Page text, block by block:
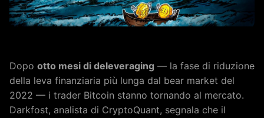
Dopo otto mesi di deleveraging — la fase di riduzione
della leva finanziaria più lunga dal bear market del
2022 — i trader Bitcoin stanno tornando al mercato.
Darkfost, analista di CryptoQuant, segnala che il